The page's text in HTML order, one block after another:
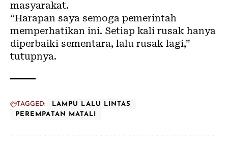
masyarakat.
“Harapan saya semoga pemerintah
memperhatikan ini. Setiap kali rusak hanya
diperbaiki sementara, lalu rusak lagi,”
tutupnya.
TAGGED:
LAMPU LALU LINTAS
PEREMPATAN MATALI